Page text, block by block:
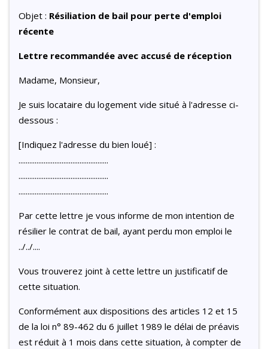
Objet : Résiliation de bail pour perte d'emploi
récente
Lettre recommandée avec accusé de réception
Madame, Monsieur,
Je suis locataire du logement vide situé à l'adresse ci-
dessous :
[Indiquez l'adresse du bien loué] :
..................................................
..................................................
..................................................
Par cette lettre je vous informe de mon intention de
résilier le contrat de bail, ayant perdu mon emploi le
../../....
Vous trouverez joint à cette lettre un justificatif de
cette situation.
Conformément aux dispositions des articles 12 et 15
de la loi n° 89-462 du 6 juillet 1989 le délai de préavis
est réduit à 1 mois dans cette situation, à compter de